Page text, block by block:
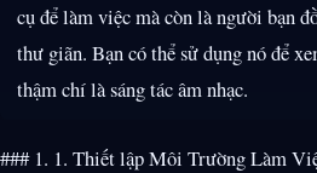
cụ để làm việc mà còn là người bạn
thư giãn. Bạn có thể sử dụng nó để
thậm chí là sáng tác âm nhạc.
### 1. 1. Thiết lập Môi Trường Làm